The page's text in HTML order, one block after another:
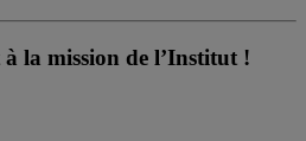
à la mission de l’Institut !